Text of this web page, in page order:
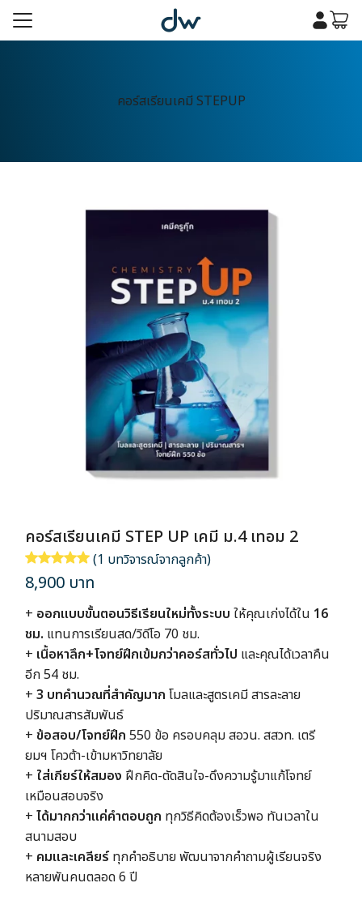
Skip
เรา
คอร์สเรียนเคมี STEPUP
คอร์สเรียนเคมี STEP UP เคมี ม.4 เทอม 2
ให้คะแนน5.00
1
(1 บทวิจารณ์จากลูกค้า)
8,900 บาท
+ ออกแบบขั้นตอนวิธีเรียนใหม่ทั้งระบบ ให้คุณเก่งได้ใน 16
ชม. แทนการเรียนสด/วิดีโอ 70 ชม.
+ เนื้อหาลึก+โจทย์ฝึกเข้มกว่าคอร์สทั่วไป และคุณได้เวลาคืน
อีก 54 ชม.
+ 3 บทคำนวณที่สำคัญมาก โมลและสูตรเคมี สารละลาย
ปริมาณสารสัมพันธ์
+ ข้อสอบ/โจทย์ฝึก 550 ข้อ ครอบคลุม สอวน. สสวท. เตรี
ยมฯ โควต้า-เข้ามหาวิทยาลัย
+ ใส่เกียร์ให้สมอง ฝึกคิด-ตัดสินใจ-ดึงความรู้มาแก้โจทย์
เหมือนสอบจริง
+ ได้มากกว่าแค่คำตอบถูก ทุกวิธีคิดต้องเร็วพอ ทันเวลาใน
สนามสอบ
+ คมและเคลียร์ ทุกคำอธิบาย พัฒนาจากคำถามผู้เรียนจริง
หลายพันคนตลอด 6 ปี